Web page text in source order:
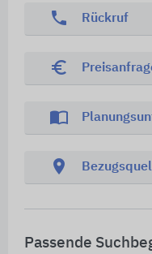
phone Rückruf
euro_symbol
import_contacts
location_on
Passende